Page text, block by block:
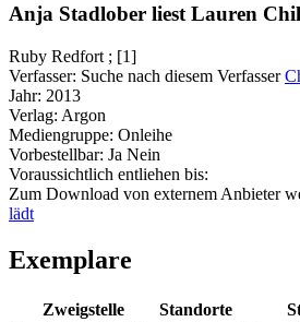
Anja Stadlober liest Lauren
Ruby Redfort ; [1]
Verfasser: Suche nach diesem Verfasser
Jahr: 2013
Verlag: Argon
Mediengruppe: Onleihe
Vorbestellbar: Ja Nein
Voraussichtlich entliehen bis:
Zum Download von externem Anbieter
lädt
Exemplare
Zweigstelle Standorte